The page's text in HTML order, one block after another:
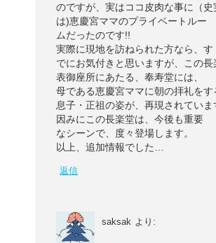
のですが、実はココ皮肉な事に（史
は)恵慶宮ママのプライベートルー
ムだったのです!!
実際に現地を訪ねられた方なら、す
でにお気付きと思いますが、この長
表御座所にあたる、奉寿堂には、
母である恵慶宮ママに朝の拝礼をす
息子・正祖の姿が、再現されていま
因みにこの長楽堂は、今後も重要
なシーンで、度々登場します。
以上、追加情報でした…
返信
saksak より: